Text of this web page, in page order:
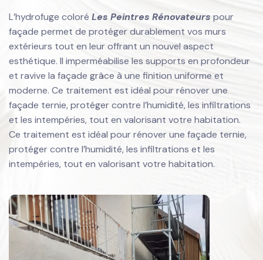
L’hydrofuge coloré Les Peintres Rénovateurs pour
façade permet de protéger durablement vos murs
extérieurs tout en leur offrant un nouvel aspect
esthétique. Il imperméabilise les supports en profondeur
et ravive la façade grâce à une finition uniforme et
moderne. Ce traitement est idéal pour rénover une
façade ternie, protéger contre l’humidité, les infiltrations
et les intempéries, tout en valorisant votre habitation.
Ce traitement est idéal pour rénover une façade ternie,
protéger contre l’humidité, les infiltrations et les
intempéries, tout en valorisant votre habitation.